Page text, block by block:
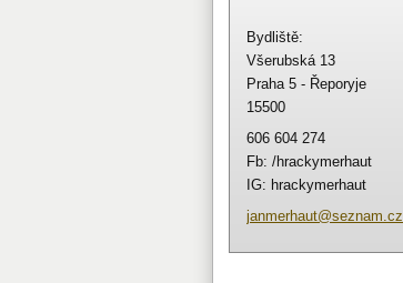
Bydliště:
Všerubská 13
Praha 5 - Řeporyje
15500
606 604 274
Fb: /hrackymerhaut
IG: hrackymerhaut
janmerhaut@seznam.cz